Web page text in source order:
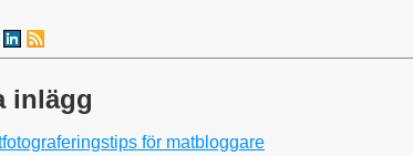
inlägg
för matbloggare